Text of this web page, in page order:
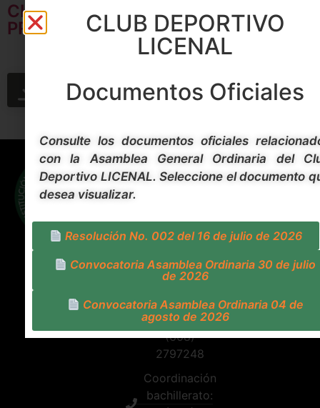
CIRCULAR 08-USO DE CAMISETA
PROM 2026
DESCARGAR PREVISUALIZAR
Contacto
Carrera 5
Hipódromo
- Ibagué -
Tolima
Coordinación
primaria:
(608)
2797248
Coordinación
bachillerato:
Síguenos
CLUB DEPORTIVO
LICENAL
Documentos Oficiales
Consulte los documentos oficiales
con la Asamblea General Ordinaria del
Deportivo LICENAL. Seleccione el documento
desea visualizar.
Resolución No. 002 del 16 de julio de 2026
Convocatoria Asamblea Ordinaria 30 de julio
de 2026
Convocatoria Asamblea Ordinaria 04 de
agosto de 2026